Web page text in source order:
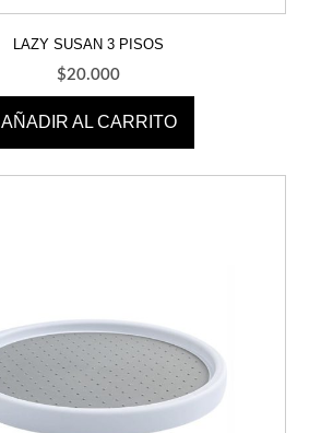
LAZY SUSAN 3 PISOS
$20.000
AÑADIR AL CARRITO